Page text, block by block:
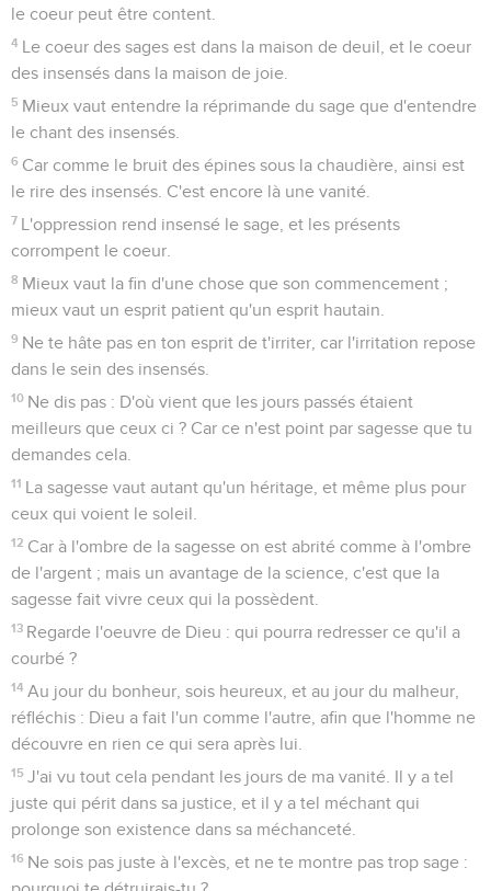
le coeur peut être content.
4 Le coeur des sages est dans la maison de deuil, et le coeur
des insensés dans la maison de joie.
5 Mieux vaut entendre la réprimande du sage que d'entendre
le chant des insensés.
6 Car comme le bruit des épines sous la chaudière, ainsi est
le rire des insensés. C'est encore là une vanité.
7 L'oppression rend insensé le sage, et les présents
corrompent le coeur.
8 Mieux vaut la fin d'une chose que son commencement ;
mieux vaut un esprit patient qu'un esprit hautain.
9 Ne te hâte pas en ton esprit de t'irriter, car l'irritation repose
dans le sein des insensés.
10 Ne dis pas : D'où vient que les jours passés étaient
meilleurs que ceux ci ? Car ce n'est point par sagesse que tu
demandes cela.
11 La sagesse vaut autant qu'un héritage, et même plus pour
ceux qui voient le soleil.
12 Car à l'ombre de la sagesse on est abrité comme à l'ombre
de l'argent ; mais un avantage de la science, c'est que la
sagesse fait vivre ceux qui la possèdent.
13 Regarde l'oeuvre de Dieu : qui pourra redresser ce qu'il a
courbé ?
14 Au jour du bonheur, sois heureux, et au jour du malheur,
réfléchis : Dieu a fait l'un comme l'autre, afin que l'homme ne
découvre en rien ce qui sera après lui.
15 J'ai vu tout cela pendant les jours de ma vanité. Il y a tel
juste qui périt dans sa justice, et il y a tel méchant qui
prolonge son existence dans sa méchanceté.
16 Ne sois pas juste à l'excès, et ne te montre pas trop sage :